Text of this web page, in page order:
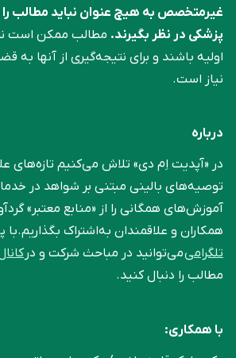
غیرمتخصص به هیچ عنوان نباید مطالب
پزشکی در نظر بگیرند. مطالب ممکن است
اولیه باشند و برای نتیجه‌گیری از آنها
نیاز است.
درباره
در «آپدیت اِم دی» تلاش می‌کنیم تازه‌های
توصیه‌های بالینی مبتنی بر شواهد در
آموزش‌های همگانی را از «منابع معتبر»
همکاران و علاقمندان به‌اشتراک
تلگرامیمی‌توانید در مباحث شرکت و در
مطالب را دنبال کنید.
با همکاری: